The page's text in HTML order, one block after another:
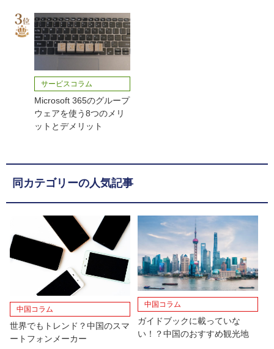
サービスコラム
Microsoft 365のグループ
ウェアを使う8つのメリ
ットとデメリット
同カテゴリーの人気記事
中国コラム
世界でもトレンド？中国のスマ
ートフォンメーカー
中国コラム
ガイドブックに載っていな
い！？中国のおすすめ観光地